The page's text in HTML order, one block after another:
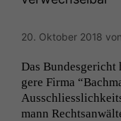
20. Oktober 2018 von
Das
gere Fir­ma
mann